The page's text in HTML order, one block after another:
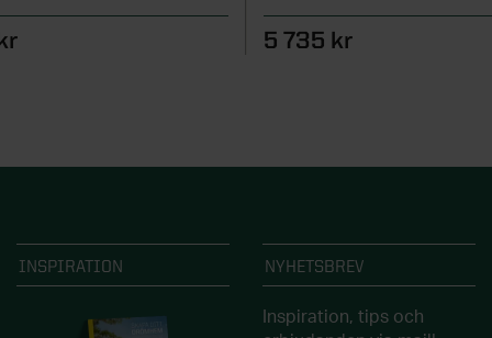
5 735 kr
INSPIRATION NYHETSBREV
Inspiration, tips och